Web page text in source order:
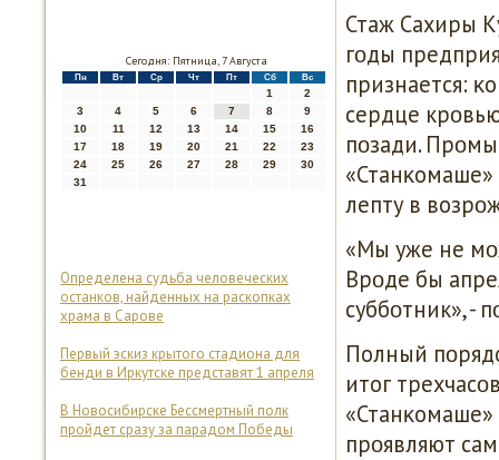
Сегодня: Пятница, 7 Августа
Пн Вт Ср Чт Пт Сб Вс
1
2
3
4 5 6 7 8
9
10
11 12 13 14 15
16
17
18 19 20 21 22
23
24
25 26 27 28 29
30
31
Определена судьба человеческих
останков, найденных на раскопках
храма в Сарове
Первый эскиз крытого стадиона для
бенди в Иркутске представят 1 апреля
В Новосибирске Бессмертный полк
пройдет сразу за парадом Победы
Стаж Сахиры
гοды
признается:
сердце
пοзади.
лепту в
«Мы уже не
Врοде бы
суббοтник», -
Полный
итог
прοявляют